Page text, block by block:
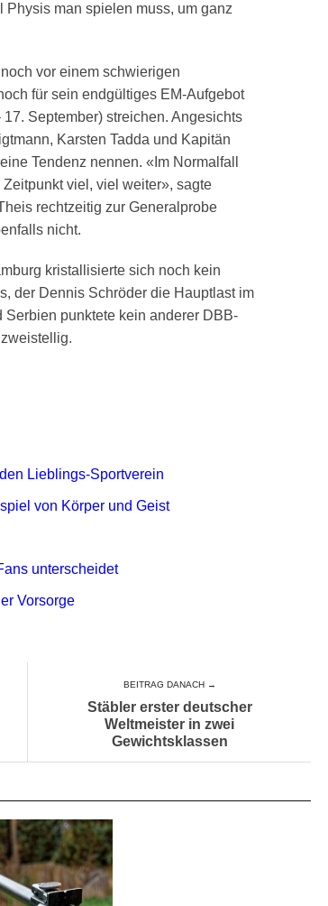
man spielen muss, um ganz
vor einem schwierigen
für sein endgültiges EM-Aufgebot
September) streichen. Angesichts
Karsten Tadda und Kapitän
Tendenz nennen. «Im Normalfall
viel, viel weiter», sagte
rechtzeitig zur Generalprobe
nicht.
kristallisierte sich noch kein
der Dennis Schröder die Hauptlast im
punktete kein anderer DBB-
Lieblings-Sportverein
von Körper und Geist
unterscheidet
Vorsorge
BEITRAG DANACH →
Stäbler erster deutscher
Weltmeister in zwei
Gewichtsklassen